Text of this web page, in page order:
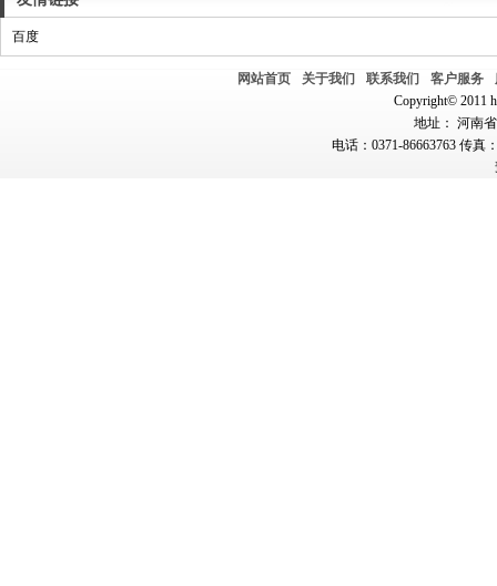
百度
网站首页 关于我们 联系我们 客户服务
Copyright© 2011
地址： 河南
电话：0371-86663763 传真